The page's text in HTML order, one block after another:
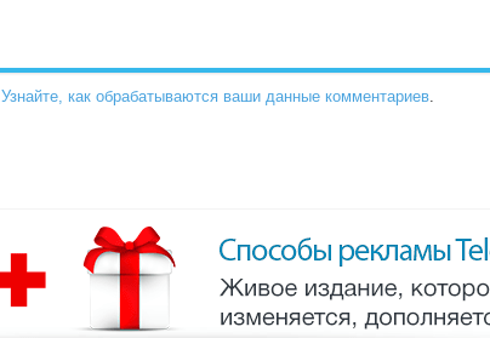
Узнайте, как обрабатываются ваши данные комментариев.